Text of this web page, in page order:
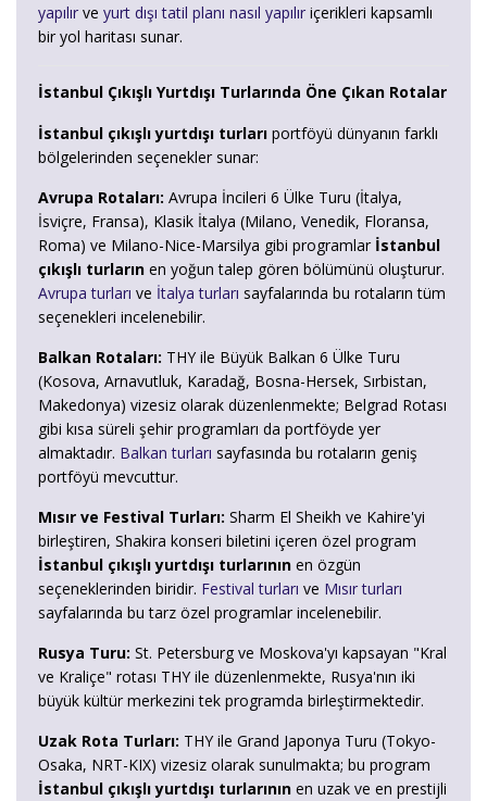
yapılır ve yurt dışı tatil planı nasıl yapılır içerikleri kapsamlı
bir yol haritası sunar.
İstanbul Çıkışlı Yurtdışı Turlarında Öne Çıkan Rotalar
İstanbul çıkışlı yurtdışı turları portföyü dünyanın farklı
bölgelerinden seçenekler sunar:
Avrupa Rotaları: Avrupa İncileri 6 Ülke Turu (İtalya,
İsviçre, Fransa), Klasik İtalya (Milano, Venedik, Floransa,
Roma) ve Milano-Nice-Marsilya gibi programlar İstanbul
çıkışlı turların en yoğun talep gören bölümünü oluşturur.
Avrupa turları ve İtalya turları sayfalarında bu rotaların tüm
seçenekleri incelenebilir.
Balkan Rotaları: THY ile Büyük Balkan 6 Ülke Turu
(Kosova, Arnavutluk, Karadağ, Bosna-Hersek, Sırbistan,
Makedonya) vizesiz olarak düzenlenmekte; Belgrad Rotası
gibi kısa süreli şehir programları da portföyde yer
almaktadır. Balkan turları sayfasında bu rotaların geniş
portföyü mevcuttur.
Mısır ve Festival Turları: Sharm El Sheikh ve Kahire'yi
birleştiren, Shakira konseri biletini içeren özel program
İstanbul çıkışlı yurtdışı turlarının en özgün
seçeneklerinden biridir. Festival turları ve Mısır turları
sayfalarında bu tarz özel programlar incelenebilir.
Rusya Turu: St. Petersburg ve Moskova'yı kapsayan "Kral
ve Kraliçe" rotası THY ile düzenlenmekte, Rusya'nın iki
büyük kültür merkezini tek programda birleştirmektedir.
Uzak Rota Turları: THY ile Grand Japonya Turu (Tokyo-
Osaka, NRT-KIX) vizesiz olarak sunulmakta; bu program
İstanbul çıkışlı yurtdışı turlarının en uzak ve en prestijli